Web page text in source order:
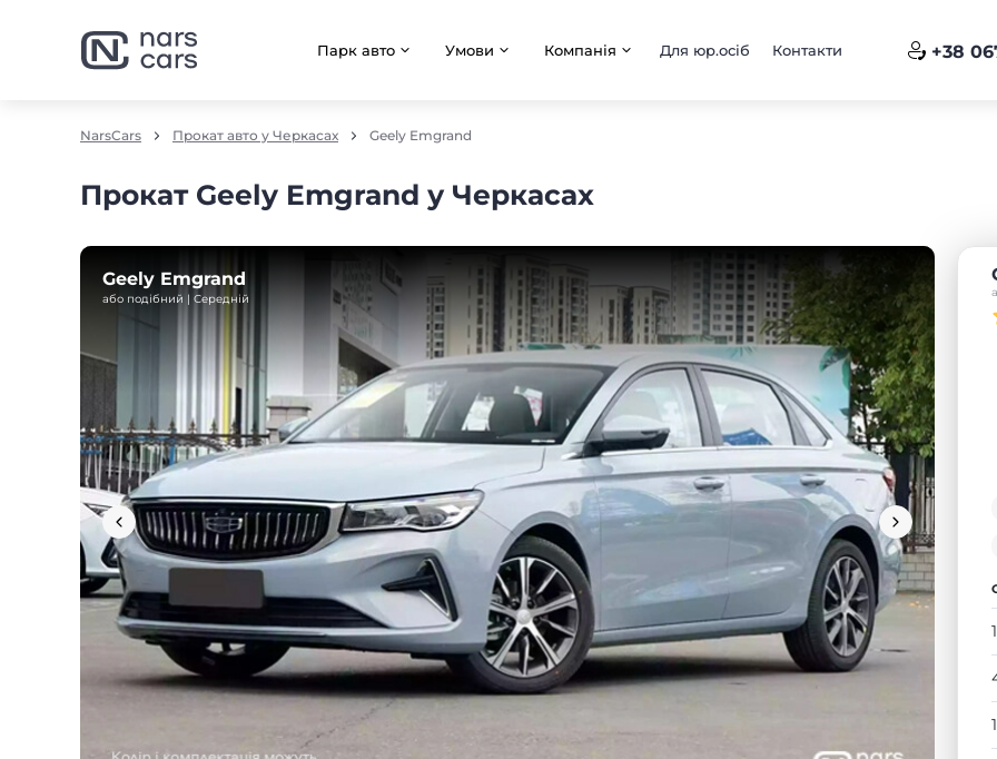
Парк авто Умови Компанія Для юр.осіб Контакти +38
NarsCars Прокат авто у Черкасах Geely Emgrand
Прокат Geely Emgrand у Черкасах
Geely Emgrand
або подібний | Середнiй